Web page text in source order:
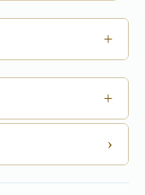
+
+
›